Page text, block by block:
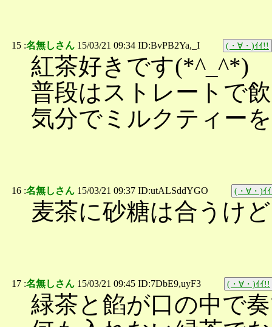
15 :名無しさん 15/03/21 09:34 ID:BvPB2Ya,_I (・∀・)ｲｲ!!
紅茶好きです(*^_^*)
普段はストレートで
気分でミルクティー
16 :名無しさん 15/03/21 09:37 ID:utALSddYGO (・∀・)ｲ
麦茶に砂糖は合うけ
17 :名無しさん 15/03/21 09:45 ID:7DbE9,uyF3 (・∀・)ｲｲ!!
緑茶と餡が口の中で